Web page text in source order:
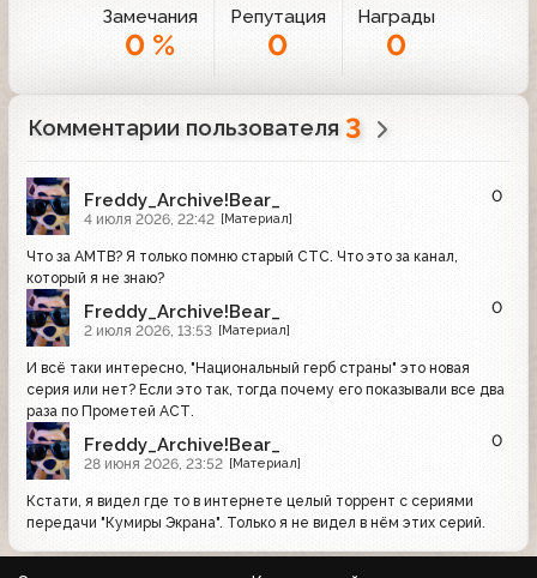
Замечания
0 %
Репутация
0
Награды
0
Комментарии пользователя 3
Freddy_Archive!Bear_
4 июля 2026, 22:42 [Материал]
0
Что за АМТВ? Я только помню старый СТС. Что это за канал,
который я не знаю?
Freddy_Archive!Bear_
2 июля 2026, 13:53 [Материал]
0
И всё таки интересно, "Национальный герб страны" это новая
серия или нет? Если это так, тогда почему его показывали все два
раза по Прометей АСТ.
Freddy_Archive!Bear_
28 июня 2026, 23:52 [Материал]
0
Кстати, я видел где то в интернете целый торрент с сериями
передачи "Кумиры Экрана". Только я не видел в нём этих серий.